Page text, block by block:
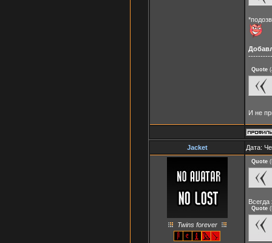
Quote (
И не
Jacket Дата:
Twins forever
Quote (
Всегда
Quote (